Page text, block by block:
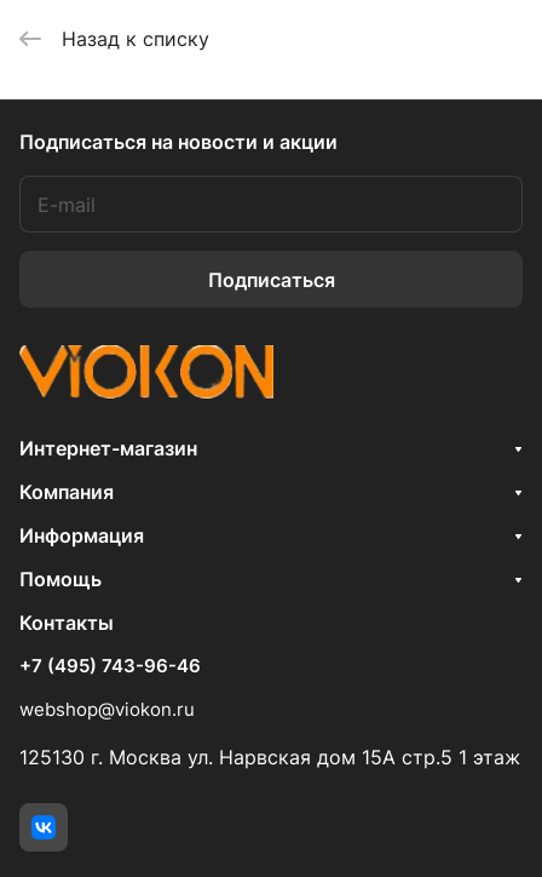
Назад к списку
Подписаться на новости и акции
Подписаться
Интернет-магазин
Компания
Информация
Помощь
Контакты
+7 (495) 743-96-46
webshop@viokon.ru
125130 г. Москва ул. Нарвская дом 15А стр.5 1 этаж